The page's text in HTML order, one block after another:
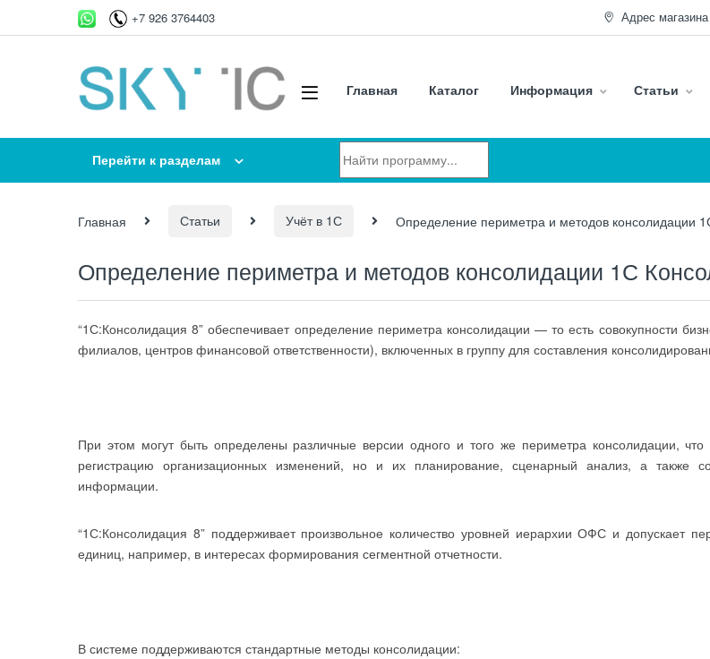
Перейти к навигации
перейти к содержанию +7 926 3764403 Адрес
Главная Каталог Информация Статьи
Перейти к разделам
Главная Статьи Учёт в 1С Определение периметра и методов консолидации
Определение периметра и методов консолидации 1С
“1С:Консолидация 8” обеспечивает определение периметра консолидации — то есть совокупности
филиалов, центров финансовой ответственности), включенных в группу для составления
При этом могут быть определены различные версии одного и того же периметра консолидации, что
регистрацию организационных изменений, но и их планирование, сценарный анализ, а также
информации.
“1С:Консолидация 8” поддерживает произвольное количество уровней иерархии ОФС и допускает
единиц, например, в интересах формирования сегментной отчетности.
В системе поддерживаются стандартные методы консолидации: